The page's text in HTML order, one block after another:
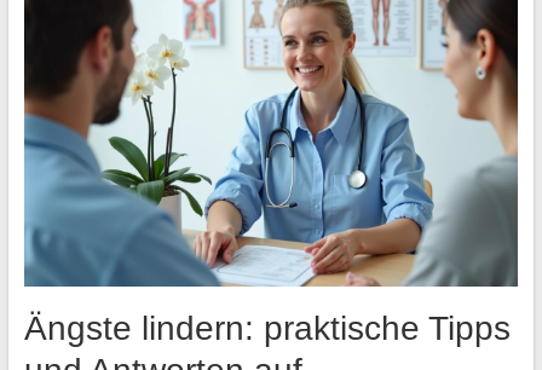
Ängste lindern: praktische Tipps